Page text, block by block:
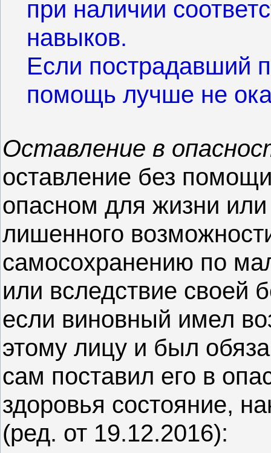
при наличии
навыков.
Если пострадавший
помощь лучше не
Оставление в
оставление без
опасном для жизни
лишенного
самосохранению по
или вследствие своей
если виновный имел
этому лицу и был
сам поставил его в
здоровья состояние,
(ред. от 19.12.2016):